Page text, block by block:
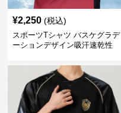
¥2,250 (税込)
スポーツTシャツ バスケグラデ
ーションデザイン吸汗速乾性